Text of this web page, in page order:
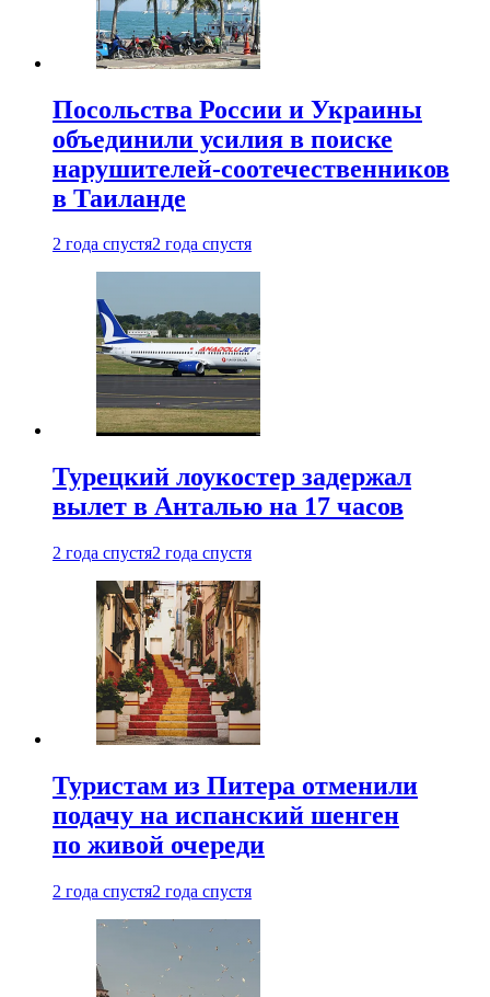
Посольства России и Украины
объединили усилия в поиске
нарушителей-соотечественников
в Таиланде
2 года спустя2 года спустя
Турецкий лоукостер задержал
вылет в Анталью на 17 часов
2 года спустя2 года спустя
Туристам из Питера отменили
подачу на испанский шенген
по живой очереди
2 года спустя2 года спустя